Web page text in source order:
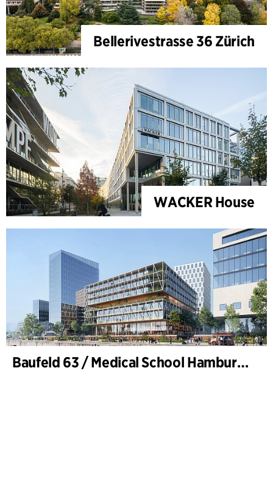
Bellerivestrasse 36 Zürich
WACKER House
Baufeld 63 / Medical School Hamburg, Hafencity